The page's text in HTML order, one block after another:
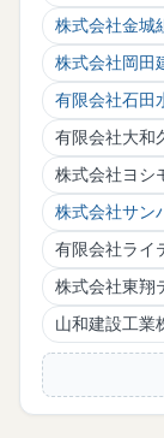
株式会社金城
株式会社岡田
有限会社石田
有限会社大和
株式会社ヨシ
株式会社サン
有限会社ライ
株式会社東翔
山和建設工業